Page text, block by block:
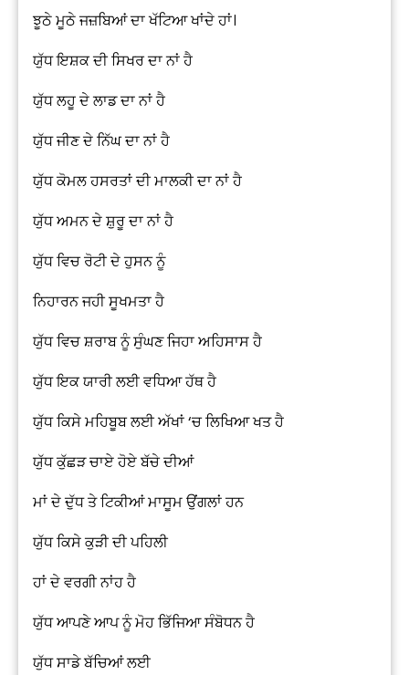
ਝੂਠੇ ਮੂਠੇ ਜਜ਼ਬਿਆਂ ਦਾ ਖੱਟਿਆ ਖਾਂਦੇ ਹਾਂ।
ਯੁੱਧ ਇਸ਼ਕ ਦੀ ਸਿਖਰ ਦਾ ਨਾਂ ਹੈ
ਯੁੱਧ ਲਹੂ ਦੇ ਲਾਡ ਦਾ ਨਾਂ ਹੈ
ਯੁੱਧ ਜੀਣ ਦੇ ਨਿੱਘ ਦਾ ਨਾਂ ਹੈ
ਯੁੱਧ ਕੋਮਲ ਹਸਰਤਾਂ ਦੀ ਮਾਲਕੀ ਦਾ ਨਾਂ ਹੈ
ਯੁੱਧ ਅਮਨ ਦੇ ਸ਼ੁਰੂ ਦਾ ਨਾਂ ਹੈ
ਯੁੱਧ ਵਿਚ ਰੋਟੀ ਦੇ ਹੁਸਨ ਨੂੰ
ਨਿਹਾਰਨ ਜਹੀ ਸੂਖਮਤਾ ਹੈ
ਯੁੱਧ ਵਿਚ ਸ਼ਰਾਬ ਨੂੰ ਸੁੰਘਣ ਜਿਹਾ ਅਹਿਸਾਸ ਹੈ
ਯੁੱਧ ਇਕ ਯਾਰੀ ਲਈ ਵਧਿਆ ਹੱਥ ਹੈ
ਯੁੱਧ ਕਿਸੇ ਮਹਿਬੂਬ ਲਈ ਅੱਖਾਂ ‘ਚ ਲਿਖਿਆ ਖਤ ਹੈ
ਯੁੱਧ ਕੁੱਛੜ ਚਾਏ ਹੋਏ ਬੱਚੇ ਦੀਆਂ
ਮਾਂ ਦੇ ਦੁੱਧ ਤੇ ਟਿਕੀਆਂ ਮਾਸੂਮ ਉਂਗਲਾਂ ਹਨ
ਯੁੱਧ ਕਿਸੇ ਕੁੜੀ ਦੀ ਪਹਿਲੀ
ਹਾਂ ਦੇ ਵਰਗੀ ਨਾਂਹ ਹੈ
ਯੁੱਧ ਆਪਣੇ ਆਪ ਨੂੰ ਮੋਹ ਭਿੱਜਿਆ ਸੰਬੋਧਨ ਹੈ
ਯੁੱਧ ਸਾਡੇ ਬੱਚਿਆਂ ਲਈ